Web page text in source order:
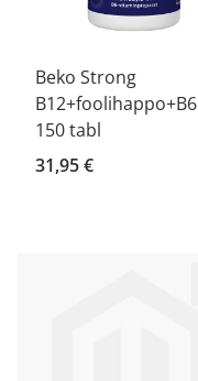
Beko Strong
B12+foolihappo+B6
150 tabl
31,95 €